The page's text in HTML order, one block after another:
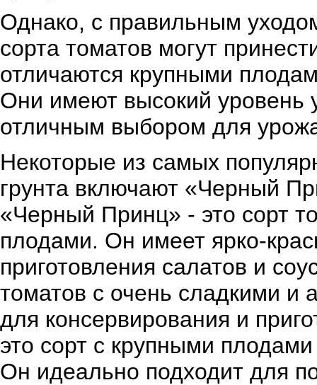
Однако, с правильным
сорта томатов могут
отличаются крупными
Они имеют высокий уровень
отличным выбором для
Некоторые из самых
грунта включают «Черный
«Черный Принц» - это сорт
плодами. Он имеет ярко-
приготовления салатов и
томатов с очень сладкими
для консервирования и
это сорт с крупными
Он идеально подходит для